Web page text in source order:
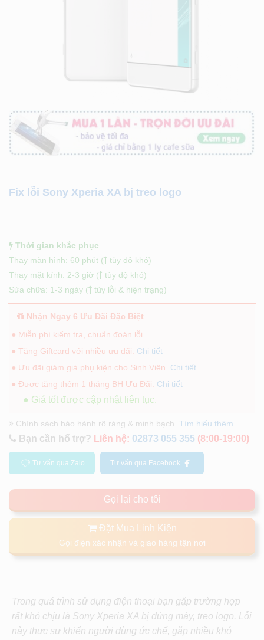
Fix lỗi Sony Xperia XA bị treo logo
Thời gian khắc phục
Thay màn hình: 60 phút (
tùy độ khó)
Thay mặt kính: 2-3 giờ (
tùy độ khó)
Sửa chữa: 1-3 ngày (
tùy lỗi & hiện trạng)
Nhận Ngay 6 Ưu Đãi Đặc Biệt
● Miễn phí kiểm tra, chuẩn đoán lỗi.
● Tặng Giftcard với nhiều ưu đãi. Chi tiết
● Ưu đãi giảm giá phụ kiện cho Sinh Viên. Chi tiết
● Được tặng thêm 1 tháng BH Ưu Đãi. Chi tiết
● Giá tốt được cập nhật liên tục.
Chính sách bảo hành rõ ràng & minh bạch. Tìm hiểu thêm
Bạn cần hổ trợ? Liên hệ: 02873 055 355 (8:00-19:00)
Tư vấn qua Zalo Tư vấn qua Facebook
Gọi lại cho tôi
Đặt Mua Linh Kiện
Gọi điện xác nhận và giao hàng tận nơi
Trong quá trình sử dụng điện thoại bạn gặp trường hợp
rất khó chịu là Sony Xperia XA bị đứng máy, treo logo. Lỗi
này thực sự khiến người dùng ức chế, gặp nhiều khó